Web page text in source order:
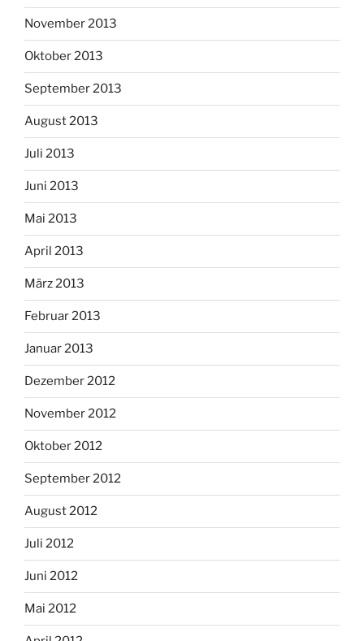
November 2013
Oktober 2013
September 2013
August 2013
Juli 2013
Juni 2013
Mai 2013
April 2013
März 2013
Februar 2013
Januar 2013
Dezember 2012
November 2012
Oktober 2012
September 2012
August 2012
Juli 2012
Juni 2012
Mai 2012